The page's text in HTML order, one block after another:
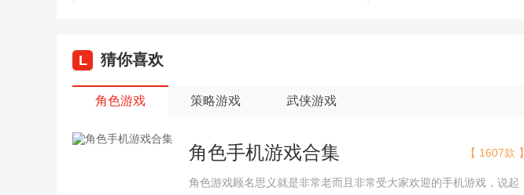
L 猜你喜欢
角色游戏 策略游戏 武侠游戏
角色手机游戏合集
角色游戏顾名思义就是非常老而且非常受大家欢迎的手机游戏，说起
【 1607款 】